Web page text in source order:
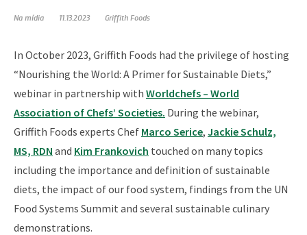
Na mídia 11.13.2023 Griffith Foods
In October 2023, Griffith Foods had the privilege of hosting
“Nourishing the World: A Primer for Sustainable Diets,”
webinar in partnership with Worldchefs – World
Association of Chefs’ Societies. During the webinar,
Griffith Foods experts Chef Marco Serice, Jackie Schulz,
MS, RDN and Kim Frankovich touched on many topics
including the importance and definition of sustainable
diets, the impact of our food system, findings from the UN
Food Systems Summit and several sustainable culinary
demonstrations.